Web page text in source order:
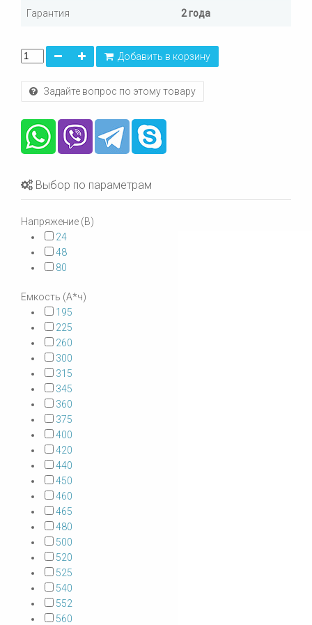
Гарантия 2 года
Добавить в корзину
Задайте вопрос по этому товару
Выбор по параметрам
Напряжение (В)
24
48
80
Емкость (А*ч)
195
225
260
300
315
345
360
375
400
420
440
450
460
465
480
500
520
525
540
552
560